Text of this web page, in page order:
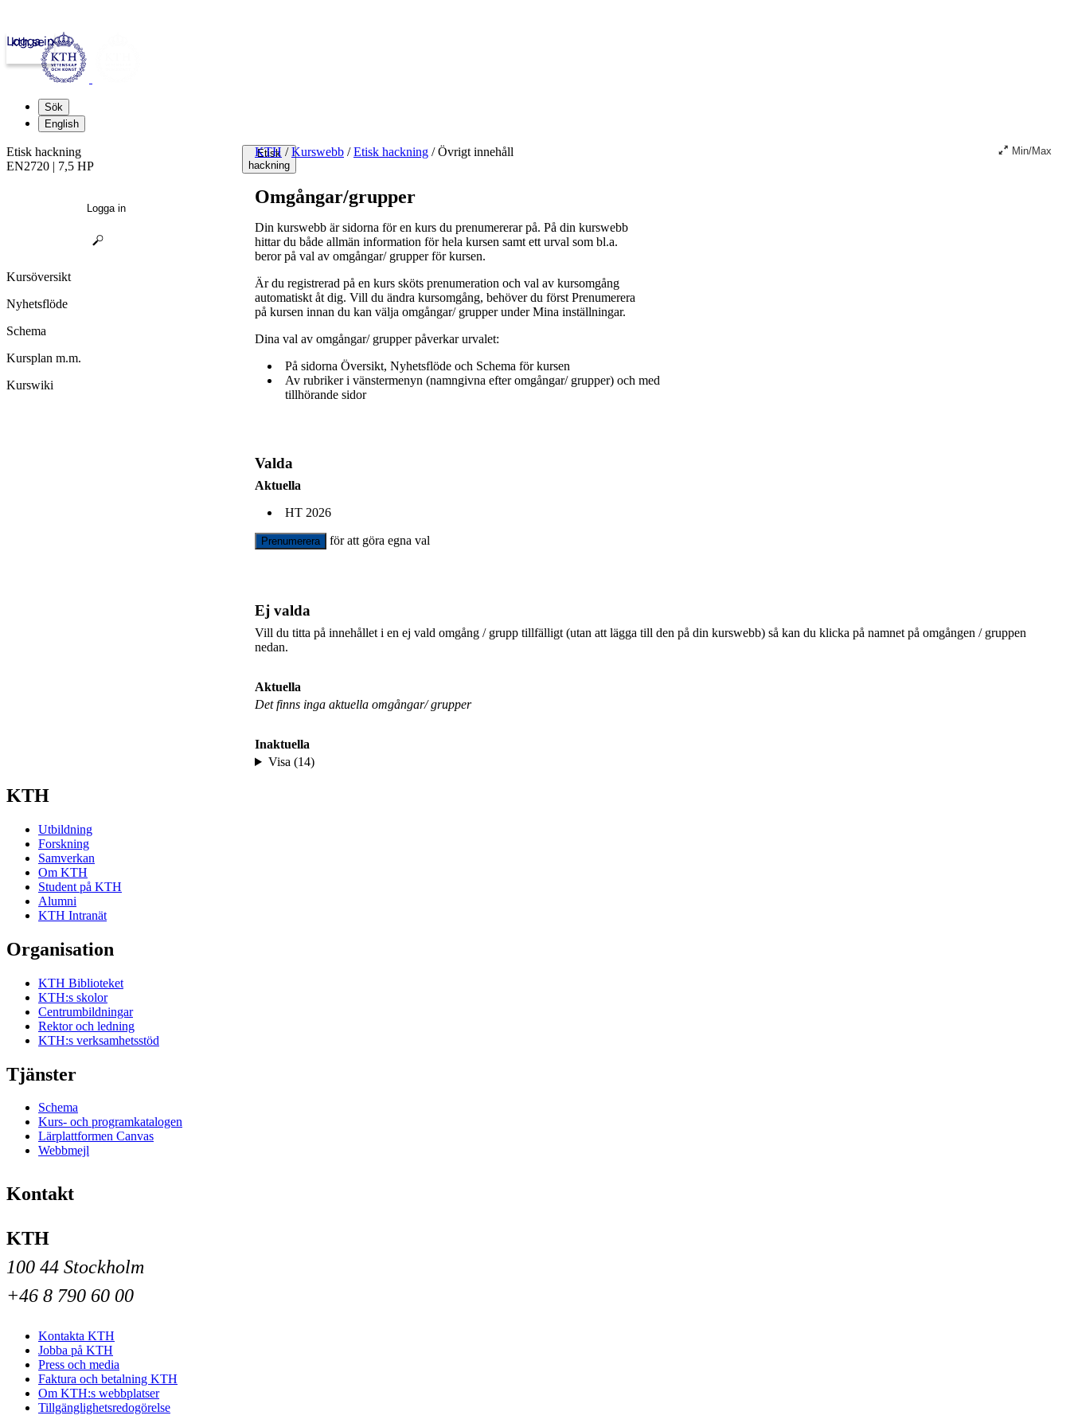
kth.se
Logga in
Sök
English
Etisk
hackning
KTH / Kurswebb / Etisk hackning /Övrigt innehåll Min/Max
Omgångar/grupper
Din kurswebb är sidorna för en kurs du prenumererar på. På din kurswebb
hittar du både allmän information för hela kursen samt ett urval som bl.a.
beror på val av omgångar/ grupper för kursen.
Är du registrerad på en kurs sköts prenumeration och val av kursomgång
automatiskt åt dig. Vill du ändra kursomgång, behöver du först Prenumerera
på kursen innan du kan välja omgångar/ grupper under Mina inställningar.
Dina val av omgångar/ grupper påverkar urvalet:
På sidorna Översikt, Nyhetsflöde och Schema för kursen
Av rubriker i vänstermenyn (namngivna efter omgångar/ grupper) och med
tillhörande sidor
Valda
Aktuella
HT 2026
Prenumerera för att göra egna val
Ej valda
Vill du titta på innehållet i en ej vald omgång / grupp tillfälligt (utan att lägga till den på din kurswebb) så kan du klicka på namnet på omgången / gruppen
nedan.
Aktuella
Det finns inga aktuella omgångar/ grupper
Inaktuella
Visa (14)
Etisk hackning
EN2720 | 7,5 HP
Logga in
Kursöversikt
Nyhetsflöde
Schema
Kursplan m.m.
Kurswiki
KTH
Utbildning
Forskning
Samverkan
Om KTH
Student på KTH
Alumni
KTH Intranät
Organisation
KTH Biblioteket
KTH:s skolor
Centrumbildningar
Rektor och ledning
KTH:s verksamhetsstöd
Tjänster
Schema
Kurs- och programkatalogen
Lärplattformen Canvas
Webbmejl
Kontakt
KTH
100 44 Stockholm
+46 8 790 60 00
Kontakta KTH
Jobba på KTH
Press och media
Faktura och betalning KTH
Om KTH:s webbplatser
Tillgänglighetsredogörelse